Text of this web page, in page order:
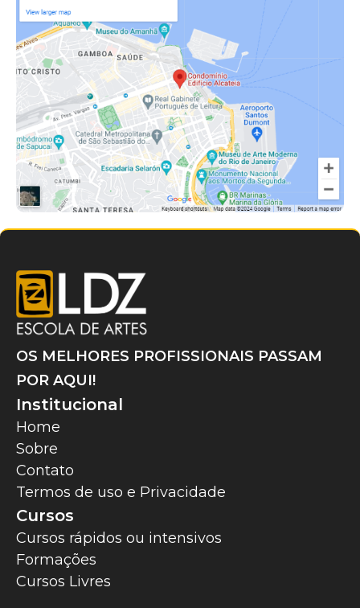
OS MELHORES PROFISSIONAIS PASSAM
POR AQUI!
Institucional
Home
Sobre
Contato
Termos de uso e Privacidade
Cursos
Cursos rápidos ou intensivos
Formações
Cursos Livres